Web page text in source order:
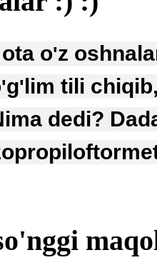
o'z
'g' lim tili
dedi?